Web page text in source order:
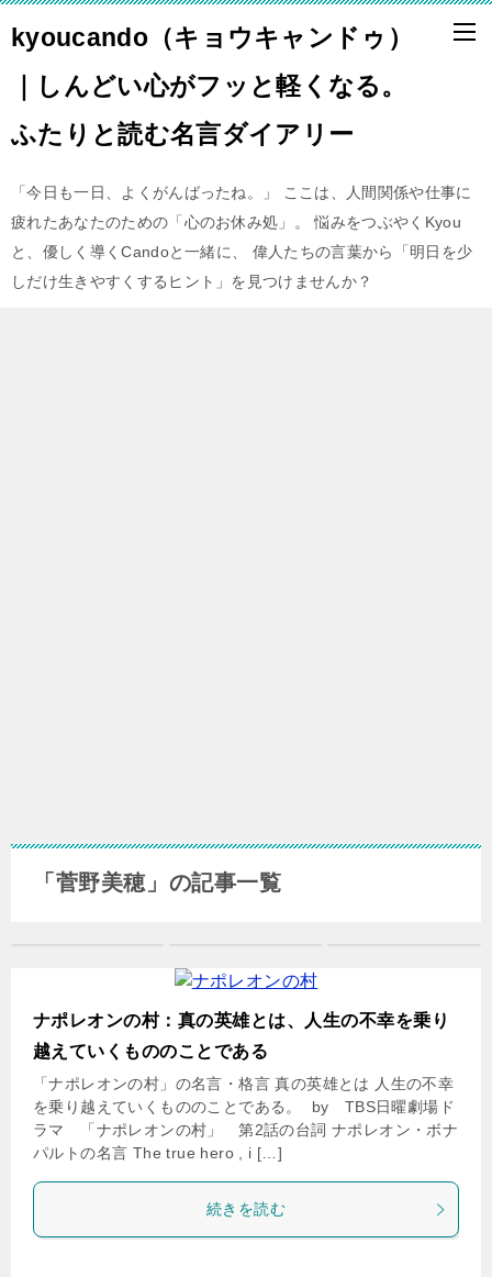
kyoucando（キョウキャンドゥ）
｜しんどい心がフッと軽くなる。
ふたりと読む名言ダイアリー
「今日も一日、よくがんばったね。」 ここは、人間関係や仕事に
疲れたあなたのための「心のお休み処」。 悩みをつぶやくKyou
と、優しく導くCandoと一緒に、 偉人たちの言葉から「明日を少
しだけ生きやすくするヒント」を見つけませんか？
「菅野美穂」の記事一覧
ナポレオンの村：真の英雄とは、人生の不幸を乗り
越えていくもののことである
「ナポレオンの村」の名言・格言 真の英雄とは 人生の不幸
を乗り越えていくもののことである。 by TBS日曜劇場ド
ラマ 「ナポレオンの村」 第2話の台詞 ナポレオン・ボナ
パルトの名言 The true hero , i […]
続きを読む